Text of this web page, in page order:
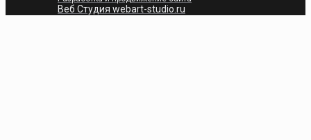
Веб Студия webart-studio.ru